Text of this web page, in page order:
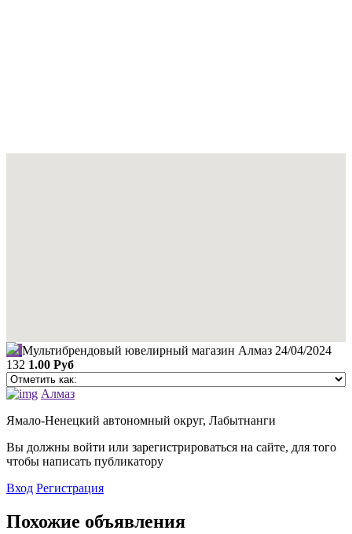
Mультибрендовый ювелирный магазин Алмаз 24/04/2024
132 1.00 Руб
Алмаз
Ямало-Ненецкий автономный округ, Лабытнанги
Вы должны войти или зарегистрироваться на сайте, для того
чтобы написать публикатору
Вход Регистрация
Похожие объявления